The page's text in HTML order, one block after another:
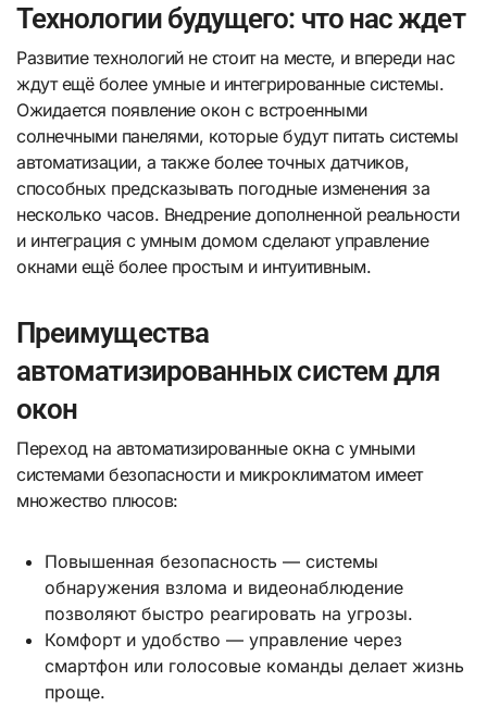
Технологии будущего: что нас ждет
Развитие технологий не стоит на месте, и впереди нас
ждут ещё более умные и интегрированные системы.
Ожидается появление окон с встроенными
солнечными панелями, которые будут питать системы
автоматизации, а также более точных датчиков,
способных предсказывать погодные изменения за
несколько часов. Внедрение дополненной реальности
и интеграция с умным домом сделают управление
окнами ещё более простым и интуитивным.
Преимущества
автоматизированных систем для
окон
Переход на автоматизированные окна с умными
системами безопасности и микроклиматом имеет
множество плюсов:
Повышенная безопасность — системы
обнаружения взлома и видеонаблюдение
позволяют быстро реагировать на угрозы.
Комфорт и удобство — управление через
смартфон или голосовые команды делает жизнь
проще.